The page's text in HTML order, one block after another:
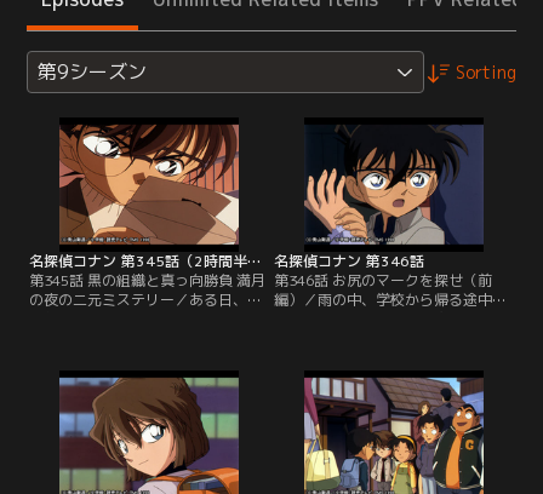
第9シーズン Sorting
名探偵コナン 第345話（2時間半スペシャル）
第345話 黒の組織と真っ向勝負 満月
の夜の二元ミステリー／ある日、小
戦状と受け取った小五郎は早速、園
子と2人だけで会場に向かった。い
っぽう、新一の家にも同じ招待状が
届いていた。※番組内の告知は、放
送当時のものとなります。ご了承下
さい。
名探偵コナン 第346話
第346話 お尻のマークを探せ（前
編）／雨の中、学校から帰る途中の
女性を刺し、逃げる途中の通り魔だ
ったのだ。歩美は顔を見ることはで
きなかったが、通り魔の持ち物と思
われる数字の“5”に似たマークが手
に残っていた。そして元太の尻にも
同じマークが…。